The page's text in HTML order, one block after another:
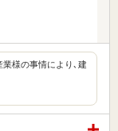
様の事情により､建